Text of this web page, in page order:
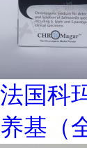
法国科
养基（